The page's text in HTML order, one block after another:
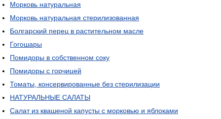
Морковь натуральная
Морковь натуральная стерилизованная
Болгарский перец в растительном масле
Гогошары
Помидоры в собственном соку
Помидоры с горчицей
Томаты, консервированные без стерилизации
НАТУРАЛЬНЫЕ САЛАТЫ
Салат из квашеной капусты с морковью и яблоками